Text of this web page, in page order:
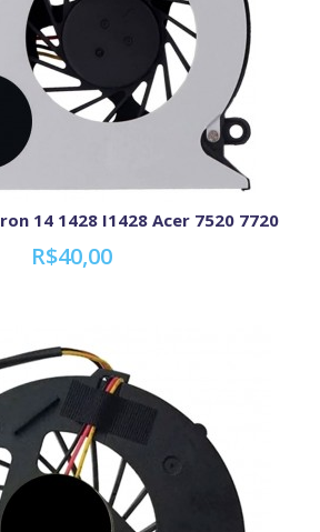
14 1428 I1428 Acer 7520 7720
R$40,00